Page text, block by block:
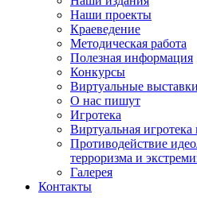
Наши проекты
Краеведение
Методическая работа
Полезная информация
Конкурсы
Виртуальные
О нас пишут
Игротека
Виртуальная
Противодействие
терроризма и
Галерея
Контакты